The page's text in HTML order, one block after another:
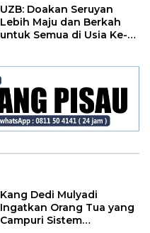
UZB: Doakan Seruyan
Lebih Maju dan Berkah
untuk Semua di Usia Ke-
Kang Dedi Mulyadi
Ingatkan Orang Tua yang
Campuri Sistem